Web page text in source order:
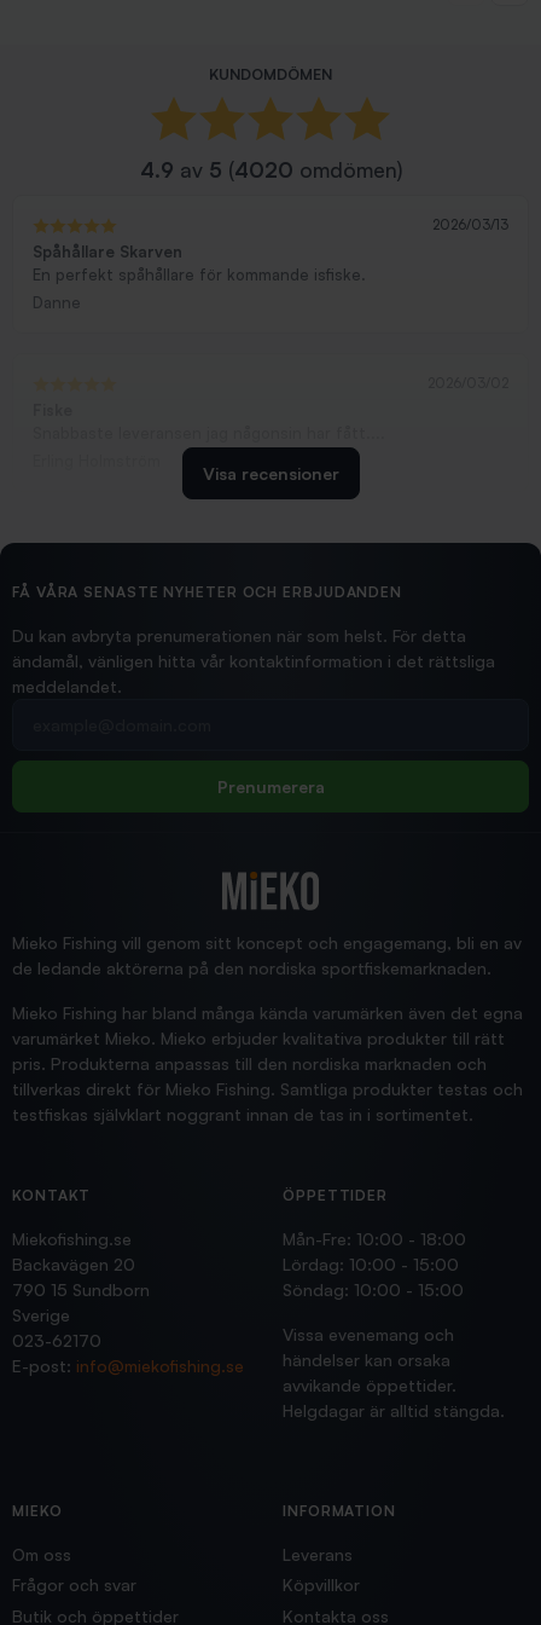
KUNDOMDÖMEN
4.9 av 5 (4020 omdömen)
2026/03/13
Spåhållare Skarven
En perfekt spåhållare för kommande isfiske.
Danne
2026/02/19
Hittade exakt vad jag behövde. Snabb och bra...
Jensa
Visa recensioner
FÅ VÅRA SENASTE NYHETER OCH ERBJUDANDEN
Du kan avbryta prenumerationen när som helst. För detta
ändamål, vänligen hitta vår kontaktinformation i det rättsliga
meddelandet.
Prenumerera
Mieko Fishing vill genom sitt koncept och engagemang, bli en av
de ledande aktörerna på den nordiska sportfiskemarknaden.
Mieko Fishing har bland många kända varumärken även det egna
varumärket Mieko. Mieko erbjuder kvalitativa produkter till rätt
pris. Produkterna anpassas till den nordiska marknaden och
tillverkas direkt för Mieko Fishing. Samtliga produkter testas och
testfiskas självklart noggrant innan de tas in i sortimentet.
KONTAKT
Miekofishing.se
Backavägen 20
790 15 Sundborn
Sverige
023-62170
E-post: info@miekofishing.se
ÖPPETTIDER
Mån-Fre: 10:00 - 18:00
Lördag: 10:00 - 15:00
Söndag: 10:00 - 15:00
Vissa evenemang och
händelser kan orsaka
avvikande öppettider.
Helgdagar är alltid stängda.
MIEKO
Om oss
Frågor och svar
Butik och öppettider
INFORMATION
Leverans
Köpvillkor
Kontakta oss